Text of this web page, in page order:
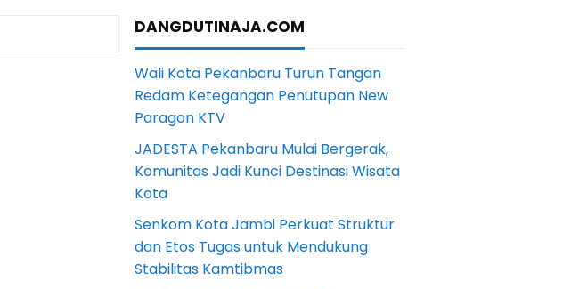
DANGDUTINAJA.COM
Wali Kota Pekanbaru Turun Tangan
Redam Ketegangan Penutupan New
Paragon KTV
JADESTA Pekanbaru Mulai Bergerak,
Komunitas Jadi Kunci Destinasi Wisata
Kota
Senkom Kota Jambi Perkuat Struktur
dan Etos Tugas untuk Mendukung
Stabilitas Kamtibmas